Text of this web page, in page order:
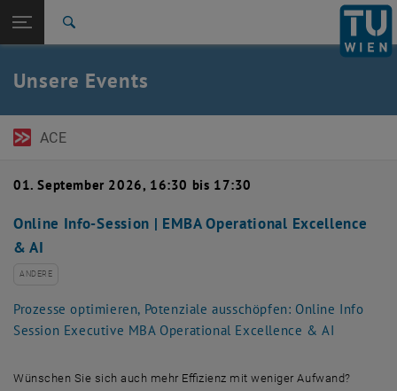
TU Login
Zurück zur letzten Ebene:
Unsere Events
ACE
01. September 2026, 16:30 bis 17:30
Online Info-Session | EMBA Operational Excellence
& AI
ANDERE
Prozesse optimieren, Potenziale ausschöpfen: Online Info
Session Executive MBA Operational Excellence & AI
Wünschen Sie sich auch mehr Effizienz mit weniger Aufwand?